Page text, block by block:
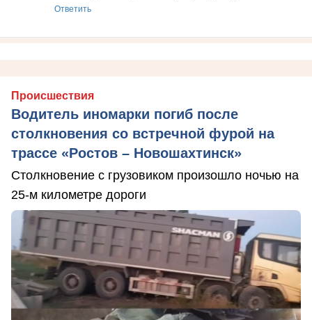
Ответить
Происшествия
Водитель иномарки погиб после
столкновения со встречной фурой на
трассе «Ростов – Новошахтинск»
Столкновение с грузовиком произошло ночью на
25-м километре дороги